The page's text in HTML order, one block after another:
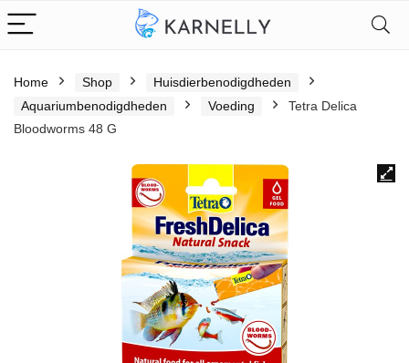
Home Shop
Huisdierbenodigdheden
Aquariumbenodigdheden
Voeding
Tetra Delica
Bloodworms 48 G